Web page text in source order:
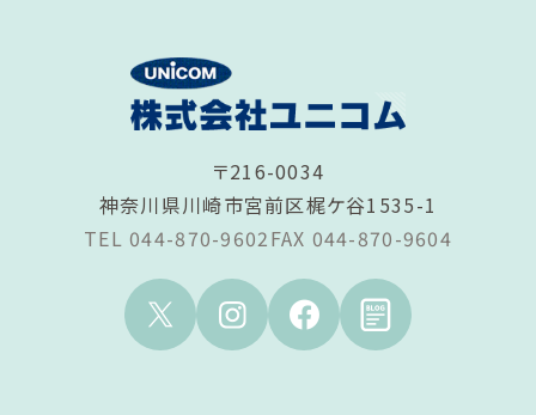
〒216-0034
神奈川県川崎市宮前区梶ケ谷1535-1
TEL 044-870-9602FAX 044-870-9604